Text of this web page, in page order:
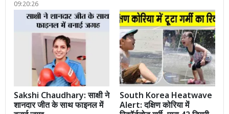
09:20:26
Sakshi Chaudhary: साक्षी ने
शानदार जीत के साथ फाइनल में
South Korea Heatwave
Alert: दक्षिण कोरिया में